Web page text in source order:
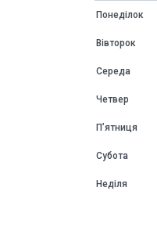
Понеділок
Вівторок
Середа
Четвер
Пʼятниця
Субота
Неділя